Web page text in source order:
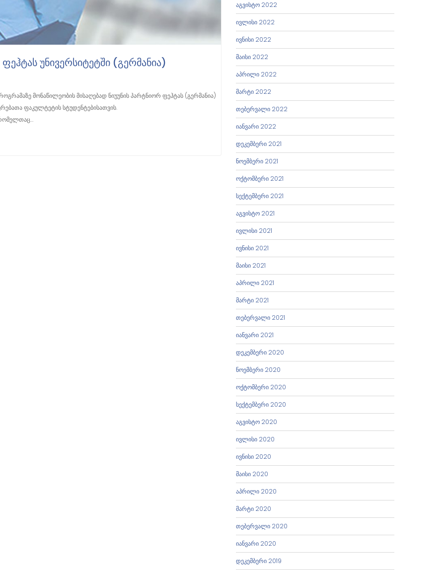
ᲣᲜᲘᲕᲔᲠᲡᲘᲢᲔᲢᲨᲘ (ᲒᲔᲠᲛᲐᲜᲘᲐ)
მონაწილეობის მისაღებად ნიუუნის პარტნიორ ფეჰტას (გერმანია)
ფაკულტეტის სტუდენტებისათვის.
აგვისტო 2022
ივლისი 2022
ივნისი 2022
მაისი 2022
აპრილი 2022
მარტი 2022
თებერვალი 2022
იანვარი 2022
დეკემბერი 2021
ნოემბერი 2021
ოქტომბერი 2021
სექტემბერი 2021
აგვისტო 2021
ივლისი 2021
ივნისი 2021
მაისი 2021
აპრილი 2021
მარტი 2021
თებერვალი 2021
იანვარი 2021
დეკემბერი 2020
ნოემბერი 2020
ოქტომბერი 2020
სექტემბერი 2020
აგვისტო 2020
ივლისი 2020
ივნისი 2020
მაისი 2020
აპრილი 2020
მარტი 2020
თებერვალი 2020
იანვარი 2020
დეკემბერი 2019